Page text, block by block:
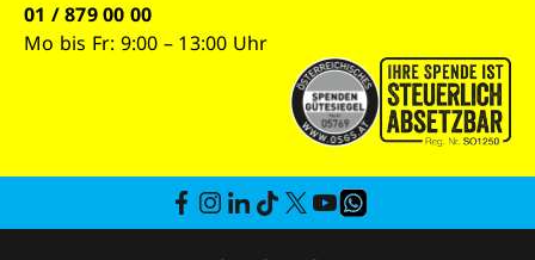
01 / 879 00 00
Mo bis Fr: 9:00 – 13:00 Uhr